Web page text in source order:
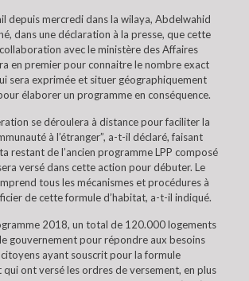
depuis mercredi dans la wilaya, Abdelwahid
dans une déclaration à la presse, que cette
avec le ministère des Affaires
en premier pour connaitre le nombre exact
sera exprimée et situer géographiquement
élaborer un programme en conséquence.
se déroulera à distance pour faciliter la
à l’étranger”, a-t-il déclaré, faisant
restant de l’ancien programme LPP composé
versé dans cette action pour débuter. Le
tous les mécanismes et procédures à
de cette formule d’habitat, a-t-il indiqué.
2018, un total de 120.000 logements
gouvernement pour répondre aux besoins
ayant souscrit pour la formule
ont versé les ordres de versement, en plus